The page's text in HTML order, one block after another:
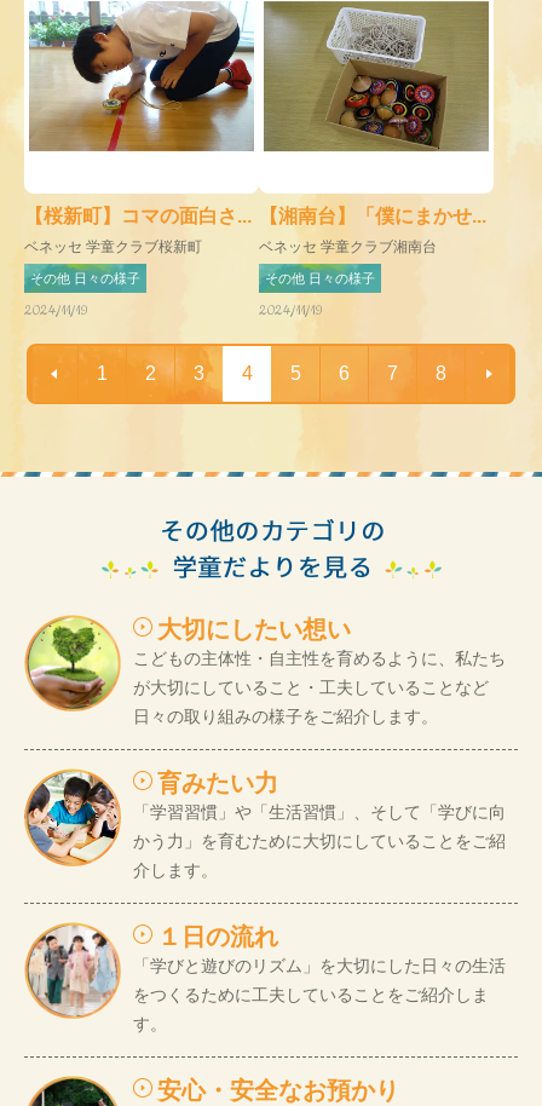
【桜新町】コマの面白さ...
ベネッセ 学童クラブ桜新町
その他 日々の様子
2024/11/19
【湘南台】「僕にまかせ...
ベネッセ 学童クラブ湘南台
その他 日々の様子
2024/11/19
1 2 3 4 5 6 7 8
大切にしたい想い
こどもの主体性・自主性を育めるように、私たち
が大切にしていること・工夫していることなど
日々の取り組みの様子をご紹介します。
育みたい力
「学習習慣」や「生活習慣」、そして「学びに向
かう力」を育むために大切にしていることをご紹
介します。
１日の流れ
「学びと遊びのリズム」を大切にした日々の生活
をつくるために工夫していることをご紹介しま
す。
安心・安全なお預かり